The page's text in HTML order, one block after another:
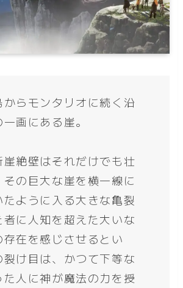
からモンタリオに続く沿
画にある崖。
崖絶壁はそれだけでも壮
の巨大な崖を横一線に
たように入る大きな亀裂
者に人知を超えた大いな
存在を感じさせるとい
裂け目は、かつて下等な
た人に神が魔法の力を授